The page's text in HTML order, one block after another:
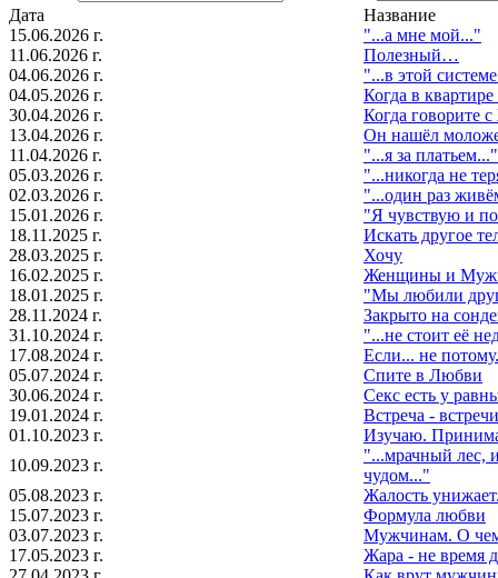
Дата
Название
15.06.2026 г.
"...а мне мой..."
11.06.2026 г.
Полезный…
04.06.2026 г.
"...в этой
04.05.2026 г.
Когда в
30.04.2026 г.
Когда говорите
13.04.2026 г.
Он нашёл
11.04.2026 г.
"...я за платьем..."
05.03.2026 г.
"...никогда не
02.03.2026 г.
"...один рaз
15.01.2026 г.
"Я чувcтвую и
18.11.2025 г.
Искать другое
28.03.2025 г.
Хочу
16.02.2025 г.
Женщины и
18.01.2025 г.
"Мы любили
28.11.2024 г.
Закрыто на
31.10.2024 г.
"...не стоит её
17.08.2024 г.
Если... не
05.07.2024 г.
Спите в Любви
30.06.2024 г.
Секс есть у
19.01.2024 г.
Встреча - встречи
01.10.2023 г.
Изучаю.
10.09.2023 г.
"...мрачный лес,
чудом..."
05.08.2023 г.
Жалость
15.07.2023 г.
Формула любви
03.07.2023 г.
Мужчинам. О
17.05.2023 г.
Жара - не время